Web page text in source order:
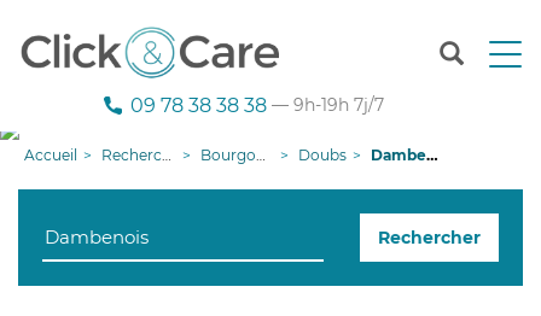
T
n
g
09 78 38 38 38 — 9h-19h 7j/7
Accueil Recherche aide à domicile Bourgogne-Franche-Comté Doubs Dambenois
Rechercher